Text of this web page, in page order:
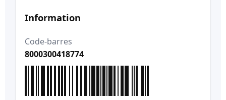
Information
Code-barres
8000300418774